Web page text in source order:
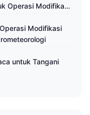
Operasi Modifikasi
Modifikasi
untuk Tangani